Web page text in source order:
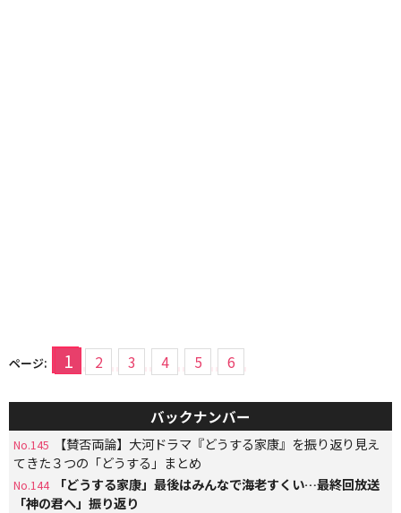
ページ: 1 2 3 4 5 6
バックナンバー
No.145
【賛否両論】大河ドラマ『どうする家康』を振り返り見え
てきた３つの「どうする」まとめ
No.144
「どうする家康」最後はみんなで海老すくい…最終回放送
「神の君へ」振り返り